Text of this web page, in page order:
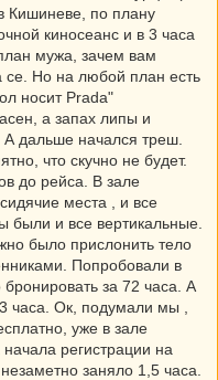
Кишиневе, по плану
киносеанс и в 3 часа
мужа, зачем вам
се. Но на любой план есть
носит Prada"
а запах липы и
дальше начался треш.
что скучно не будет.
до рейса. В зале
места , и все
были и все вертикальные.
было прислонить тело
Попробовали в
за 72 часа. А
часа. Ок, подумали мы ,
уже в зале
регистрации на
заняло 1,5 часа.